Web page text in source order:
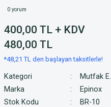
0 yorum
400,00 TL + KDV
480,00 TL
*48,21 TL den başlayan taksitlerle!
Kategori Mutfak E.
Marka
Epinox
Stok Kodu
BR-10